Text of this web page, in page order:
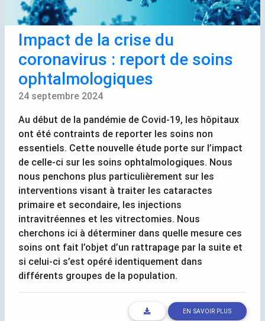
Impact de la crise du
coronavirus : report de soins
ophtalmologiques
24 septembre 2024
Au début de la pandémie de Covid-19, les hôpitaux
ont été contraints de reporter les soins non
essentiels. Cette nouvelle étude porte sur l’impact
de celle-ci sur les soins ophtalmologiques. Nous
nous penchons plus particulièrement sur les
interventions visant à traiter les cataractes
primaire et secondaire, les injections
intravitréennes et les vitrectomies. Nous
cherchons ici à déterminer dans quelle mesure ces
soins ont fait l’objet d’un rattrapage par la suite et
si celui-ci s’est opéré identiquement dans
différents groupes de la population.
EN SAVOIR PLUS